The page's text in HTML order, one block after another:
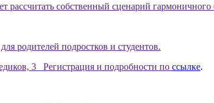
собственный сценарий гармоничного
родителей подростков и студентов.
3 Регистрация и подробности по ссылке.